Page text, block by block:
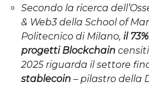
Secondo la ricerca
& Web3 della School of
Politecnico di Milano, il
progetti Blockchain
2025 riguarda il settore
stablecoin – pilastro della